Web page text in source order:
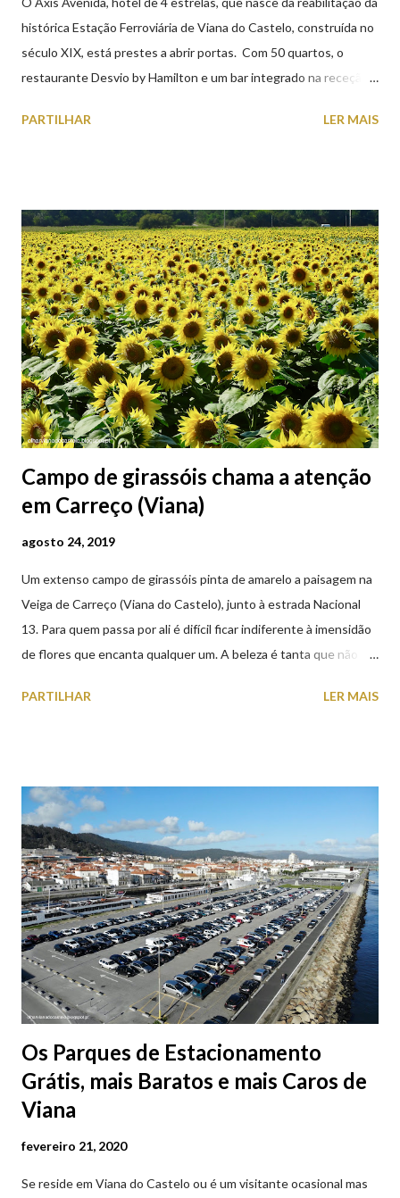
histórica Estação Ferroviária de Viana do Castelo, construída no
século XIX, está prestes a abrir portas. Com 50 quartos, o
restaurante Desvio by Hamilton e um bar integrado na receção,
peças históricas cedidas pela IP Património que homenageiam a
PARTILHAR LER MAIS
Campo de girassóis chama a atenção
em Carreço (Viana)
agosto 24, 2019
Um extenso campo de girassóis pinta de amarelo a paisagem na
Veiga de Carreço (Viana do Castelo), junto à estrada Nacional
13. Para quem passa por ali é difícil ficar indiferente à imensidão
de flores que encanta qualquer um. A beleza é tanta que não
aproveite a paisagem como cenário para tirar algumas
PARTILHAR LER MAIS
Os Parques de Estacionamento
Grátis, mais Baratos e mais Caros de
Viana
fevereiro 21, 2020
Se reside em Viana do Castelo ou é um visitante ocasional mas